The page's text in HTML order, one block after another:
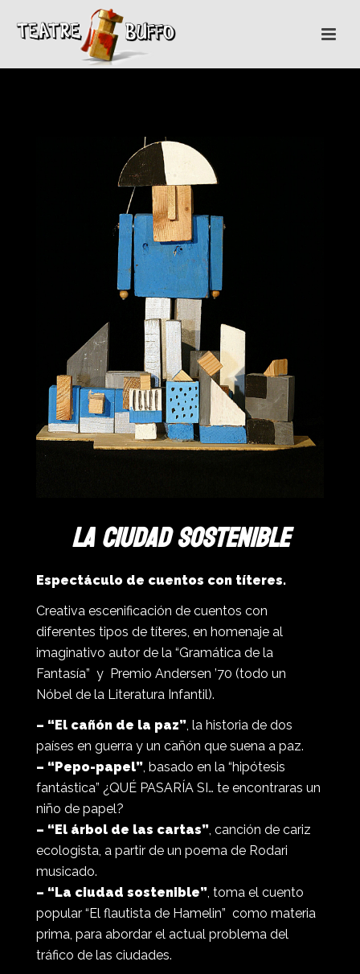
La ciudad sostenible
Espectáculo de cuentos con títeres.
Creativa escenificación de cuentos con
diferentes tipos de títeres, en homenaje al
imaginativo autor de la “Gramática de la
Fantasía” y Premio Andersen ’70 (todo un
Nóbel de la Literatura Infantil).
– “El cañón de la paz”, la historia de dos
países en guerra y un cañón que suena a paz.
– “Pepo-papel”, basado en la “hipótesis
fantástica” ¿QUÉ PASARÍA SI… te encontraras un
niño de papel?
– “El árbol de las cartas”, canción de cariz
ecologista, a partir de un poema de Rodari
musicado.
– “La ciudad sostenible”, toma el cuento
popular “El flautista de Hamelin” como materia
prima, para abordar el actual problema del
tráfico de las ciudades.